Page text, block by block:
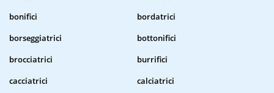
bonifici
bordatrici
borseggiatrici
bottonifici
brocciatrici
burrifici
cacciatrici
calciatrici